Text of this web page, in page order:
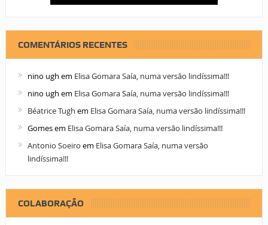
COMENTÁRIOS RECENTES
nino ugh em Elisa Gomara Saía, numa versão lindíssima!!!
nino ugh em Elisa Gomara Saía, numa versão lindíssima!!!
Béatrice Tugh em Elisa Gomara Saía, numa versão lindíssima!!!
Gomesem Elisa Gomara Saía, numa versão lindíssima!!!
Antonio Soeiro em Elisa Gomara Saía, numa versão
lindíssima!!!
COLABORAÇÃO